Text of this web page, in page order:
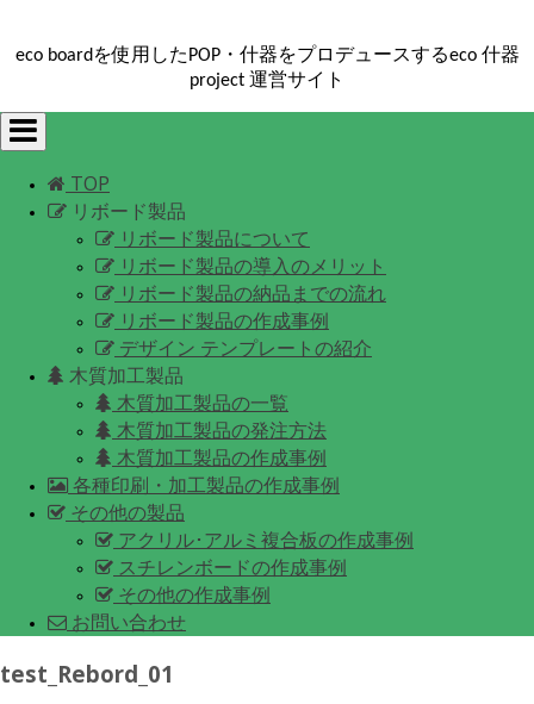
eco boardを使用したPOP・什器をプロデュースするeco 什器
project 運営サイト
Toggle
navigation
TOP
リボード製品
リボード製品について
リボード製品の導入のメリット
リボード製品の納品までの流れ
リボード製品の作成事例
デザイン テンプレートの紹介
木質加工製品
木質加工製品の一覧
木質加工製品の発注方法
木質加工製品の作成事例
各種印刷・加工製品の作成事例
その他の製品
アクリル･アルミ複合板の作成事例
スチレンボードの作成事例
その他の作成事例
お問い合わせ
test_Rebord_01